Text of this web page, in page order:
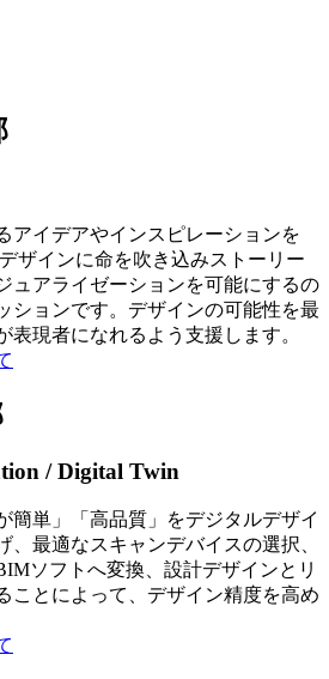
アイデアやインスピレーションを
ザインに命を吹き込みストーリー
ュアライゼーションを可能にするの
ションです。デザインの可能性を最
表現者になれるよう支援します。
/ Digital Twin
簡単」「高品質」をデジタルデザイ
、最適なスキャンデバイスの選択、
ソフトへ変換、設計デザインとリ
ことによって、デザイン精度を高め